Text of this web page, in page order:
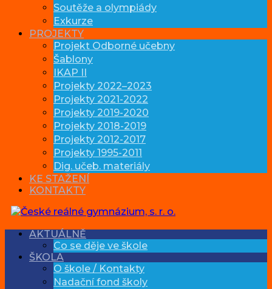
Soutěže a olympiády
Exkurze
PROJEKTY
Projekt Odborné učebny
Šablony
IKAP II
Projekty 2022–2023
Projekty 2021-2022
Projekty 2019-2020
Projekty 2018-2019
Projekty 2012-2017
Projekty 1995-2011
Dig. učeb. materiály
KE STAŽENÍ
KONTAKTY
AKTUÁLNĚ
Co se děje ve škole
ŠKOLA
O škole / Kontakty
Nadační fond školy